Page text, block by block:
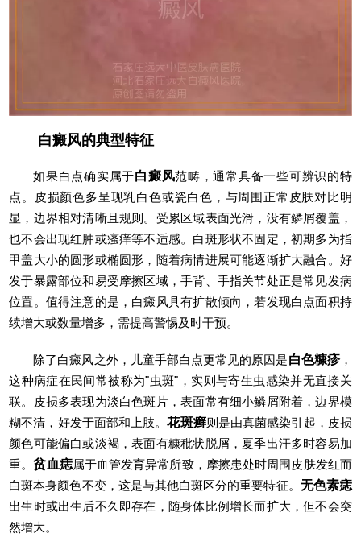
白癜风的典型特征
如果白点确实属于白癜风范畴，通常具备一些可辨识的特
点。皮损颜色多呈现乳白色或瓷白色，与周围正常皮肤对比明
显，边界相对清晰且规则。受累区域表面光滑，没有鳞屑覆盖，
也不会出现红肿或瘙痒等不适感。白斑形状不固定，初期多为指
甲盖大小的圆形或椭圆形，随着病情进展可能逐渐扩大融合。好
发于暴露部位和易受摩擦区域，手背、手指关节处正是常见发病
位置。值得注意的是，白癜风具有扩散倾向，若发现白点面积持
续增大或数量增多，需提高警惕及时干预。
除了白癜风之外，儿童手部白点更常见的原因是白色糠疹，
这种病症在民间常被称为"虫斑"，实则与寄生虫感染并无直接关
联。皮损多表现为淡白色斑片，表面常有细小鳞屑附着，边界模
糊不清，好发于面部和上肢。花斑癣则是由真菌感染引起，皮损
颜色可能偏白或淡褐，表面有糠秕状脱屑，夏季出汗多时容易加
重。贫血痣属于血管发育异常所致，摩擦患处时周围皮肤发红而
白斑本身颜色不变，这是与其他白斑区分的重要特征。 无色素痣
出生时或出生后不久即存在，随身体比例增长而扩大，但不会突
然增大。